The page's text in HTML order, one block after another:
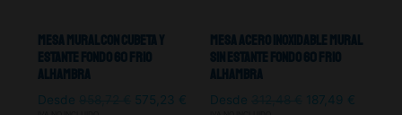
Mesa Mural Con Cubeta Y
Estante Fondo 60 Frio
Alhambra
Desde 575,23 €
Mesa Acero Inoxidable Mural
Sin Estante Fondo 60 Frio
Alhambra
Desde 187,49 €